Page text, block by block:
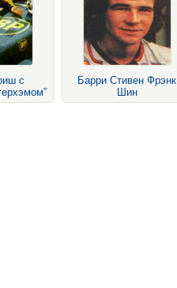
с
Барри Стивен Фрэнк
Шин